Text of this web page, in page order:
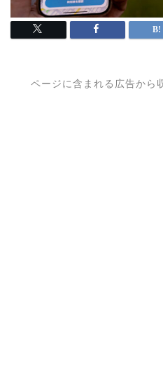
ページに含まれる広告から